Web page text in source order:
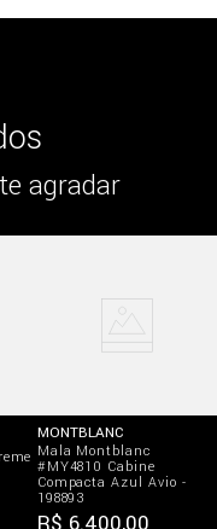
agradar
MONTBLANC
Mala Montblanc
#MY4810 Cabine
Compacta Azul Avio -
198893